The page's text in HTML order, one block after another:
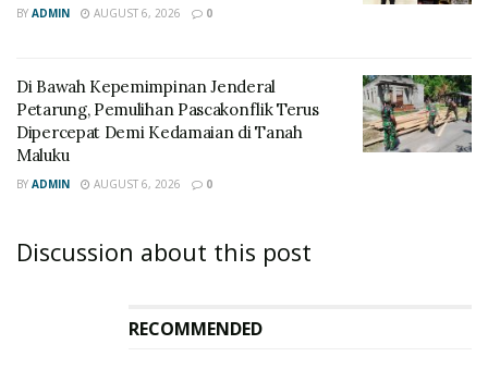
BY ADMIN AUGUST 6, 2026 0
Di Bawah Kepemimpinan Jenderal
Petarung, Pemulihan Pascakonflik Terus
Dipercepat Demi Kedamaian di Tanah
Maluku
BY ADMIN AUGUST 6, 2026 0
Discussion about this post
RECOMMENDED